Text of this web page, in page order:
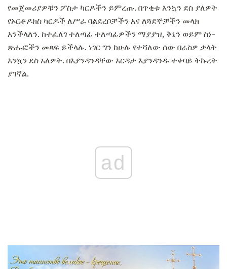
የመጀመሪያዎቹን ፖስታ ካርዶችን ይምረጡ. በጥቂቱ እንኳን ደስ ያለዎት
የኦርቶዶክስ ካርዶች ለሥራ ባልደረቦቻችን እና ለጓደኞቻችን መላክ
እንችላለን. ከተፈለገ ተለጣፊ ተለጣፊዎችን ማያያዝ, ቅኔን ወይም ስነ-
ጽሑፎችን መጻፍ ይችላሉ. ነገር ግን ከሁሉ የተሻለው ሰው በራስዎ ቃላት
እንኳን ደስ አለዎት. በእያንዳንዳቸው እርዳታ እያንዳንዱ ተቀባይ ትኩረት
ያገኛል.
ad